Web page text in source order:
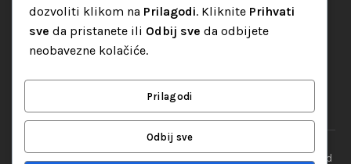
Audio oprema
LED dekorativna rasvjeta
“Set Up S” d.o.o. Tuzla, sva prava pridržana© 2026 || Designed
dozvoliti klikom na Prilagodi. Kliknite Prihvati
sve da pristanete ili Odbij sve da odbijete
neobavezne kolačiće.
Prilagodi
Odbij sve